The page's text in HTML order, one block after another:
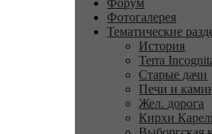
Форум
Фотогалерея
Тематические
История
Terra
Старые дачи
Печи и
Жел. дорога
Кирхи